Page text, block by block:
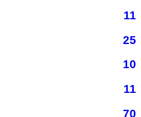
11
25
10
11
70